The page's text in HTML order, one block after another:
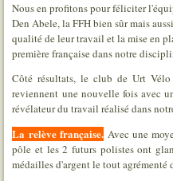
Nous en profitons pour féliciter
Den Abele, la FFH bien sûr mais
qualité de leur travail et la mise en
première française dans notre
Côté résultats, le club de Urt
reviennent une nouvelle fois avec
révélateur du travail réalisé dans
La relève française.Avec une
pôle et les 2 futurs polistes ont
médailles d'argent le tout agrémenté